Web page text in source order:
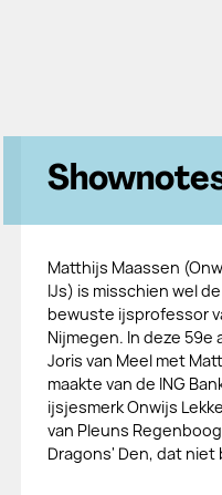
Matthijs Maassen
IJs) is misschien wel
bewuste ijsprofessor
Nijmegen. In deze 59e
Joris van Meel met
maakte van de ING
ijsjesmerk Onwijs
van Pleuns
Dragons' Den, dat niet